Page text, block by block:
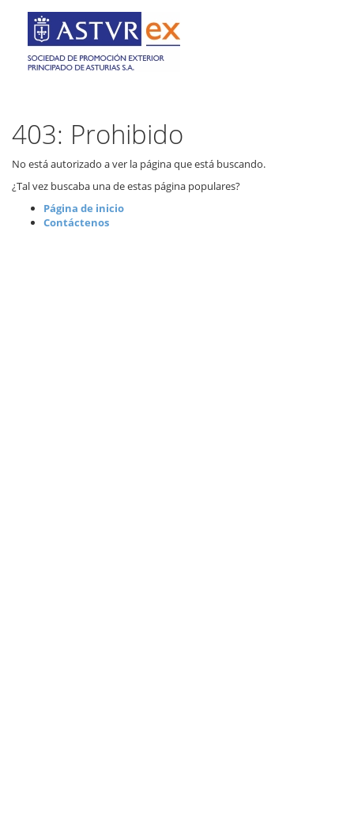
403: Prohibido
No está autorizado a ver la página que está buscando.
¿Tal vez buscaba una de estas página populares?
Página de inicio
Contáctenos